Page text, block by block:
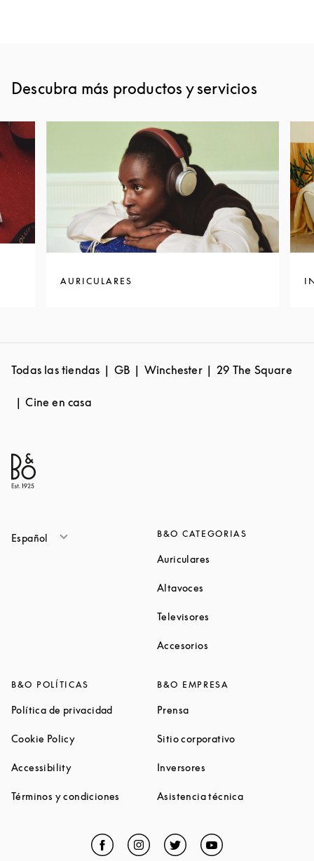
Descubra más productos y servicios
AURICULARES
Todas las tiendas GB Winchester 29 The Square
Cine en casa
Español B&O CATEGORIAS
Auriculares
Altavoces
Televisores
Accesorios
B&O POLÍTICAS
Política de privacidadLink Opens in New Tab
Cookie PolicyLink Opens in New Tab
AccessibilityLink Opens in New Tab
Términos y condiciones Link Opens in New Tab
B&O EMPRESA
PrensaLink Opens in New Tab
Sitio corporativoLink Opens in
Inversores
Asistencia técnicaLink Opens in
Facebook
Link Opens in New Tab
Instagram
Link Opens in New Tab
TwitterLink Opens in New Tab
YouTubeLink Opens in